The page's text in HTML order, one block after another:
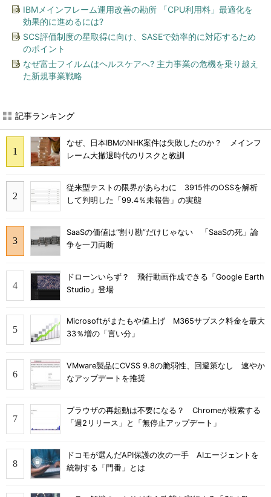
IBMメインフレーム運用改善の勘所 「CPU利用料」最適化を
効果的に進めるには?
SCS評価制度の星取得に向け、SASEで効率的に対応するため
のポイント
なぜ富士フイルムはヘルスケアへ? 主力事業の危機を乗り越え
た新規事業戦略
記事ランキング
なぜ、日本IBMのNHK案件は失敗したのか？ メインフ
レーム大撤退時代のリスクと教訓
従来型テストの限界があらわに 3915件のOSSを解析
して判明した「99.4％未報告」の実態
SaaSの価値は“割り勘”だけじゃない 「SaaSの死」論
争を一刀両断
ドローンいらず？ 飛行動画作成できる「Google Earth
Studio」登場
Microsoftがまたもや値上げ M365サブスク料金を最大
33％増の「言い分」
VMware製品にCVSS 9.8の脆弱性、回避策なし 速やか
なアップデートを推奨
ブラウザの再起動は不要になる？ Chromeが模索する
「週2リリース」と「無停止アップデート」
ドコモが選んだAPI保護の次の一手 AIエージェントを
統制する「門番」とは